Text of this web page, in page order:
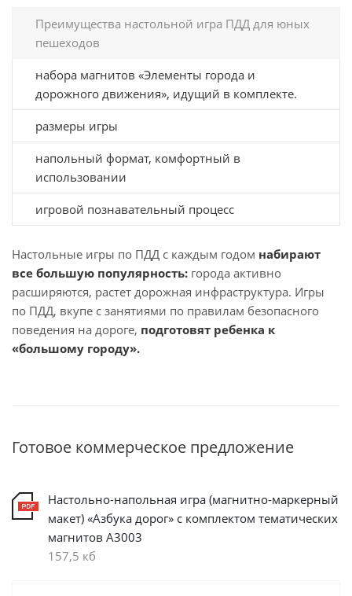
Преимущества настольной игра ПДД для юных
пешеходов
набора магнитов «Элементы города и
дорожного движения», идущий в комплекте.
размеры игры
напольный формат, комфортный в
использовании
игровой познавательный процесс
Настольные игры по ПДД с каждым годом набирают
все большую популярность: города активно
расширяются, растет дорожная инфраструктура. Игры
по ПДД, вкупе с занятиями по правилам безопасного
поведения на дороге, подготовят ребенка к
«большому городу».
Готовое коммерческое предложение
Настольно-напольная игра (магнитно-маркерный
макет) «Азбука дорог» с комплектом тематических
магнитов А3003
157,5 кб